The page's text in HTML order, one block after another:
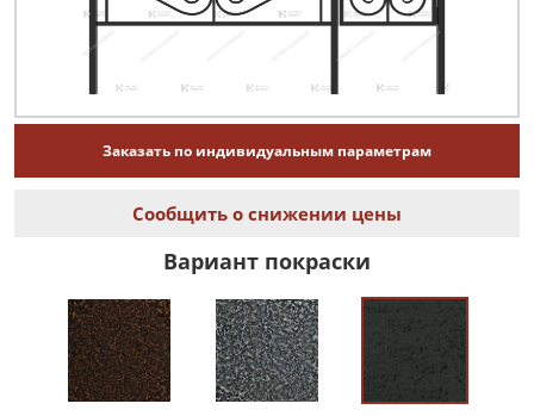
Заказать по индивидуальным параметрам
Сообщить о снижении цены
Вариант покраски